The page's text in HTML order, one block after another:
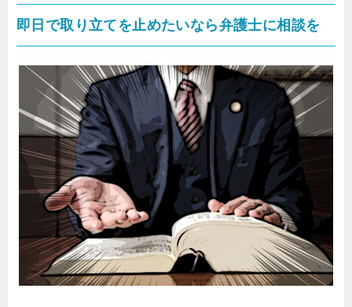
即日で取り立てを止めたいなら弁護士に相談を